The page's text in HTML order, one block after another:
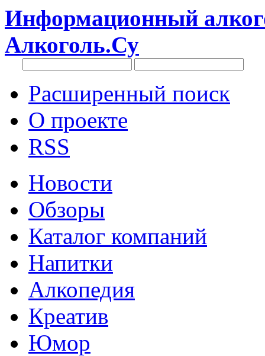
Информационный
Алкоголь.Су
Расширенный поиск
О проекте
RSS
Новости
Обзоры
Каталог компаний
Напитки
Алкопедия
Креатив
Юмор